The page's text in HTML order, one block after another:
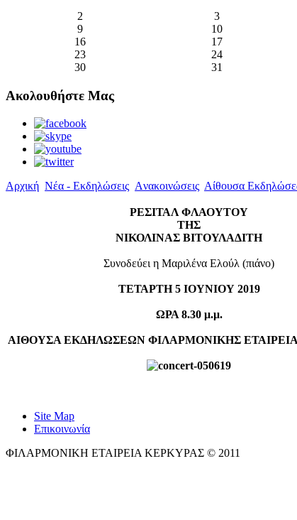
2
3
9
10
16
17
23
24
30
31
Ακολουθήστε Μας
Αρχική Νέα - Εκδηλώσεις Aνακοινώσεις Αίθουσα
ΡΕΣΙΤΑΛ ΦΛΑΟΥΤΟΥ
TΗΣ
ΝΙΚΟΛΙΝΑΣ ΒΙΤΟΥΛΑΔΙΤΗ
Συνοδεύει η Μαριλένα Ελούλ (πιάνο)
ΤΕΤΑΡΤΗ 5 ΙΟΥΝΙΟΥ 2019
ΩΡΑ 8.30 μ.μ.
ΑΙΘΟΥΣΑ ΕΚΔΗΛΩΣΕΩΝ ΦΙΛΑΡΜΟΝΙΚΗΣ
Site Map
Επικοινωνία
ΦΙΛΑΡΜΟΝΙΚΗ ΕΤΑΙΡΕΙΑ ΚΕΡΚΥΡΑΣ © 2011